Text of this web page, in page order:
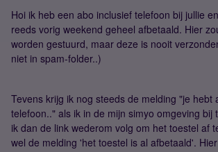
Hoi ik heb een abo inclusief telefoon bij jullie
reeds vorig weekend geheel afbetaald. Hier
worden gestuurd, maar deze is nooit
niet in spam-folder..)
Tevens krijg ik nog steeds de melding "je hebt
telefoon.." als ik in de mijn simyo omgeving bij
ik dan de link wederom volg om het toestel af
wel de melding 'het toestel is al afbetaald'.